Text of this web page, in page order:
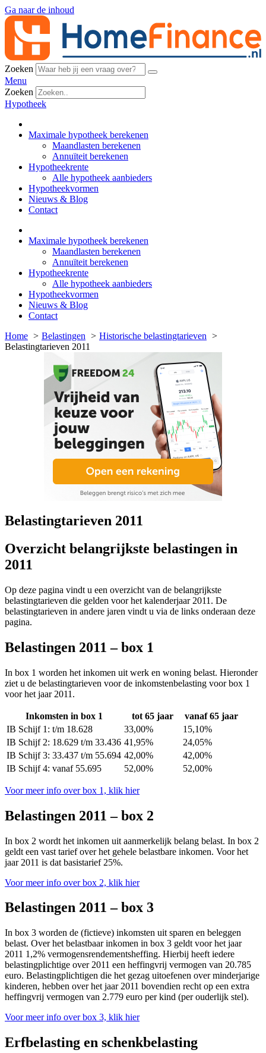
Ga naar de inhoud
Zoeken
Menu
Zoeken
Hypotheek
Maximale hypotheek berekenen
Maandlasten berekenen
Annuïteit berekenen
Hypotheekrente
Alle hypotheek aanbieders
Hypotheekvormen
Nieuws & Blog
Contact
Maximale hypotheek berekenen
Maandlasten berekenen
Annuïteit berekenen
Hypotheekrente
Alle hypotheek aanbieders
Hypotheekvormen
Nieuws & Blog
Contact
Home
Belastingen
Historische belastingtarieven
Belastingtarieven 2011
Belastingtarieven 2011
Overzicht belangrijkste belastingen in
2011
Op deze pagina vindt u een overzicht van de belangrijkste
belastingtarieven die gelden voor het kalenderjaar 2011. De
belastingtarieven in andere jaren vindt u via de links onderaan deze
pagina.
Belastingen 2011 – box 1
In box 1 worden het inkomen uit werk en woning belast. Hieronder
ziet u de belastingtarieven voor de inkomstenbelasting voor box 1
voor het jaar 2011.
Inkomsten in box 1 tot 65 jaar
vanaf 65 jaar
IB Schijf 1: t/m 18.628
33,00%
15,10%
IB Schijf 2: 18.629 t/m 33.436 41,95%
24,05%
IB Schijf 3: 33.437 t/m 55.694 42,00%
42,00%
IB Schijf 4: vanaf 55.695
52,00% 52,00%
Voor meer info over box 1, klik hier
Belastingen 2011 – box 2
In box 2 wordt het inkomen uit aanmerkelijk belang belast. In box 2
geldt een vast tarief over het gehele belastbare inkomen. Voor het
jaar 2011 is dat basistarief 25%.
Voor meer info over box 2, klik hier
Belastingen 2011 – box 3
In box 3 worden de (fictieve) inkomsten uit sparen en beleggen
belast. Over het belastbaar inkomen in box 3 geldt voor het jaar
2011 1,2% vermogensrendementsheffing. Hierbij heeft iedere
belastingplichtige over 2011 een heffingvrij vermogen van 20.785
euro. Belastingplichtigen die het gezag uitoefenen over minderjarige
kinderen, hebben over het jaar 2011 bovendien recht op een extra
heffingvrij vermogen van 2.779 euro per kind (per ouderlijk stel).
Voor meer info over box 3, klik hier
Erfbelasting en schenkbelasting